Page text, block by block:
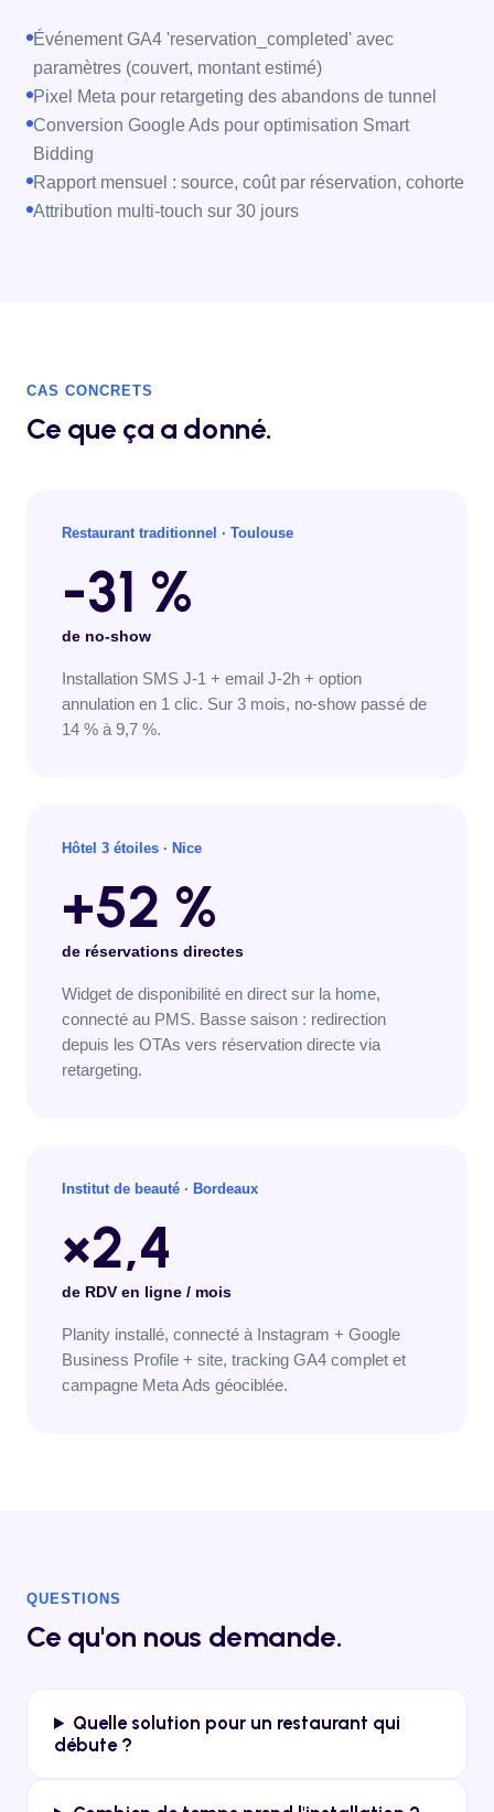
Événement GA4 'reservation_completed' avec
paramètres (couvert, montant estimé)
Pixel Meta pour retargeting des abandons de tunnel
Conversion Google Ads pour optimisation Smart
Bidding
Rapport mensuel : source, coût par réservation, cohorte
Attribution multi-touch sur 30 jours
CAS CONCRETS
Ce que ça a donné.
Restaurant traditionnel · Toulouse
-31 %
de no-show
Installation SMS J-1 + email J-2h + option
annulation en 1 clic. Sur 3 mois, no-show passé de
14 % à 9,7 %.
Hôtel 3 étoiles · Nice
+52 %
de réservations directes
Widget de disponibilité en direct sur la home,
connecté au PMS. Basse saison : redirection
depuis les OTAs vers réservation directe via
retargeting.
Institut de beauté · Bordeaux
×2,4
de RDV en ligne / mois
Planity installé, connecté à Instagram + Google
Business Profile + site, tracking GA4 complet et
campagne Meta Ads géociblée.
QUESTIONS
Ce qu'on nous demande.
Quelle solution pour un restaurant qui
débute ?